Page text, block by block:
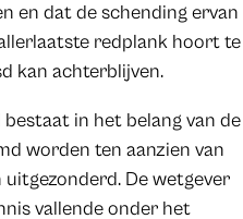
en dat de schending ervan
redplank hoort te
kan achterblijven.
in het belang van de
worden ten aanzien van
De wetgever
vallende onder het